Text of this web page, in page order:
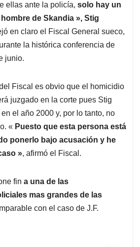
d
s
ellas ante la policía, solo hay un
de Skandia », Stig
en claro el Fiscal General sueco,
la histórica conferencia de
junio.
Fiscal es obvio que el homicidio
juzgado en la corte pues Stig
el año 2000 y, por lo tanto, no
« Puesto que esta persona está
ponerlo bajo acusación y he
», afirmó el Fiscal.
fin a una de las
mas grandes de las
con el caso de J.F.